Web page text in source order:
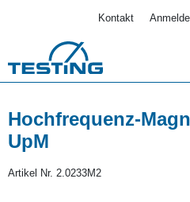
Kontakt
Hochfrequenz-
UpM
Artikel Nr. 2.0233M2